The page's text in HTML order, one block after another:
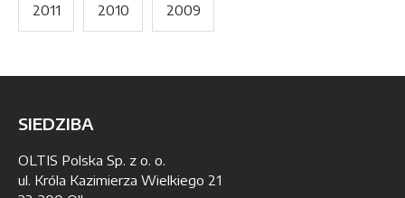
2011 2010 2009
SIEDZIBA
OLTIS Polska Sp. z o. o.
ul. Króla Kazimierza Wielkiego 21